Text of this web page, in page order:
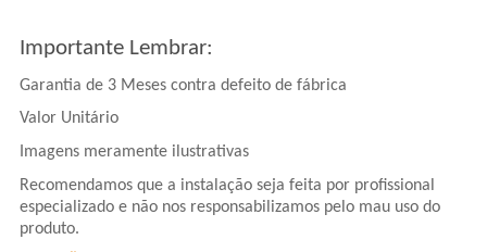
Importante Lembrar:
Garantia de 3 Meses contra defeito de fábrica
Valor Unitário
Imagens meramente ilustrativas
Recomendamos que a instalação seja feita por profissional
especializado e não nos responsabilizamos pelo mau uso do
produto.